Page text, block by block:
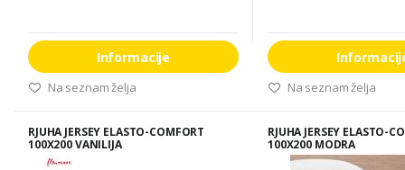
Informacije
Na seznam želja Na seznam želja
RJUHA JERSEY ELASTO-COMFORT
100X200 VANILIJA
RJUHA JERSEY ELASTO-
100X200 MODRA